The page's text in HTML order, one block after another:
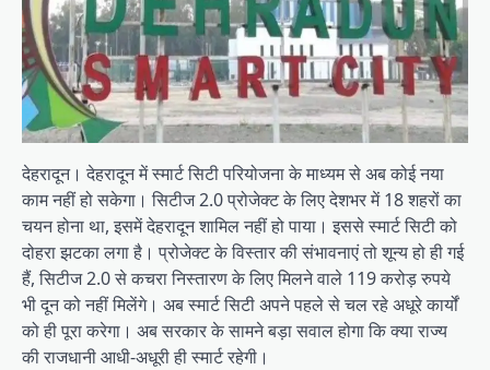
देहरादून। देहरादून में स्मार्ट सिटी परियोजना के माध्यम से अब कोई नया
काम नहीं हो सकेगा। सिटीज 2.0 प्रोजेक्ट के लिए देशभर में 18 शहरों का
चयन होना था, इसमें देहरादून शामिल नहीं हो पाया। इससे स्मार्ट सिटी को
दोहरा झटका लगा है। प्रोजेक्ट के विस्तार की संभावनाएं तो शून्य हो ही गई
हैं, सिटीज 2.0 से कचरा निस्तारण के लिए मिलने वाले 119 करोड़ रुपये
भी दून को नहीं मिलेंगे। अब स्मार्ट सिटी अपने पहले से चल रहे अधूरे कार्यों
को ही पूरा करेगा। अब सरकार के सामने बड़ा सवाल होगा कि क्या राज्य
की राजधानी आधी-अधूरी ही स्मार्ट रहेगी।